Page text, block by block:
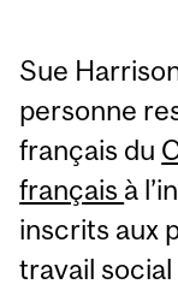
Sue
personne
français du
français à
inscrits aux
travail